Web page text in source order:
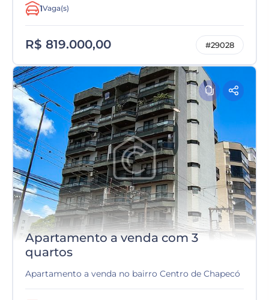
1Vaga(s)
R$ 819.000,00 #29028
Apartamento a venda com 3
quartos
Apartamento a venda no bairro Centro de Chapecó